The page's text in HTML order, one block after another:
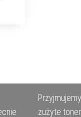
zużyte